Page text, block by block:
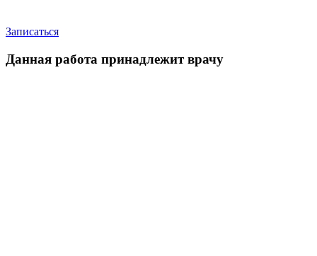
Записаться
Данная работа принадлежит врачу